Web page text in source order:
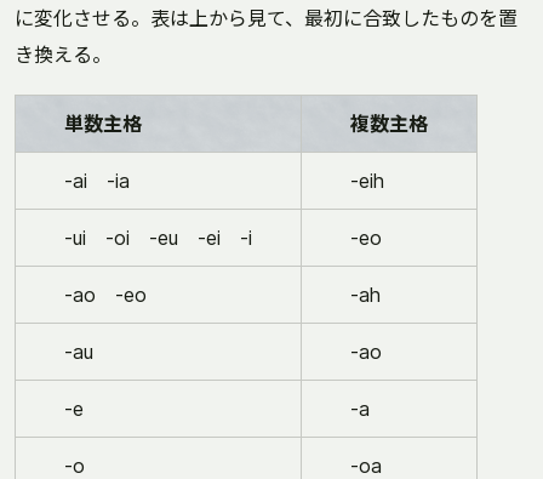
に変化させる。表は上から見て、最初に合致したものを置
き換える。
単数主格 複数主格
-ai -ia -eih
-ui -oi -eu -ei -i -eo
-ao -eo -ah
-au -ao
-e -a
-o -oa